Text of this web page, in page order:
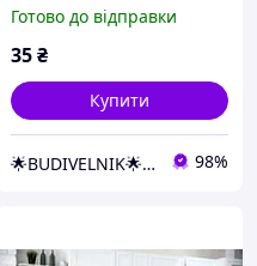
панель фартух кухня
ванна коридор кімната
Готово до відправки
35₴
Купити
🌟BUDIVELNIK🌟SHOP 98%